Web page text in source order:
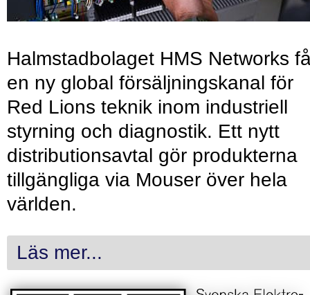
Halmstadbolaget HMS Networks
en ny global försäljningskanal för
Red Lions teknik inom industriell
styrning och diagnostik. Ett nytt
distributionsavtal gör produkterna
tillgängliga via Mouser över hela
världen.
Läs mer...